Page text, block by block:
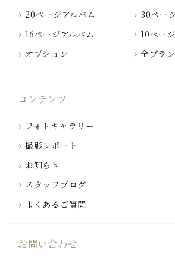
20ページアルバム
30ペー
16ページアルバム
10ペー
オプション
全プラ
コンテンツ
フォトギャラリー
撮影レポート
お知らせ
スタッフブログ
よくあるご質問
お問い合わせ